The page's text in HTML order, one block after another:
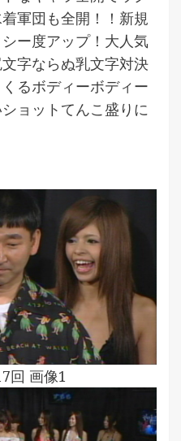
軍団も全開！！新規
ー度アップ！大人気
字ならぬ乳文字対決
るボディーボディー
ョットてんこ盛りに
回 画像1